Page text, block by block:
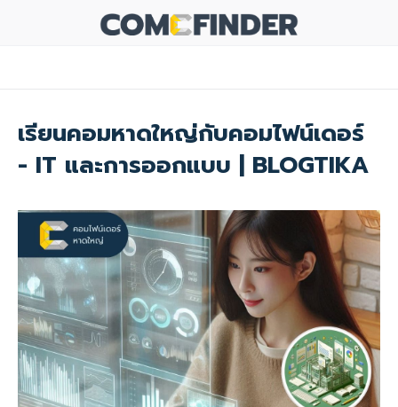
เรียนคอมหาดใหญ่กับคอมไฟน์เดอร์
- IT และการออกแบบ | BLOGTIKA